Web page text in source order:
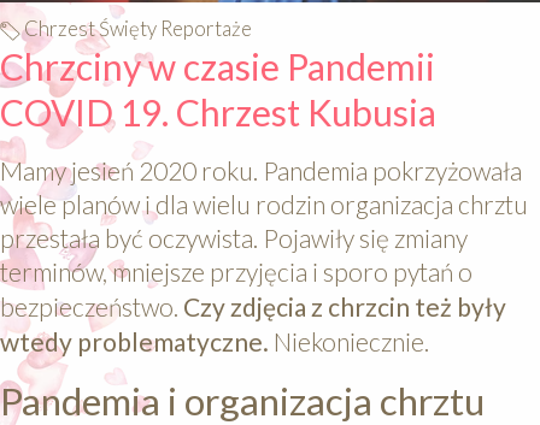
Chrzest Święty Reportaże
Chrzciny w czasie Pandemii
COVID 19. Chrzest Kubusia
Mamy jesień 2020 roku. Pandemia pokrzyżowała
wiele planów i dla wielu rodzin organizacja chrztu
przestała być oczywista. Pojawiły się zmiany
terminów, mniejsze przyjęcia i sporo pytań o
bezpieczeństwo. Czy zdjęcia z chrzcin też były
wtedy problematyczne. Niekoniecznie.
Pandemia i organizacja chrztu